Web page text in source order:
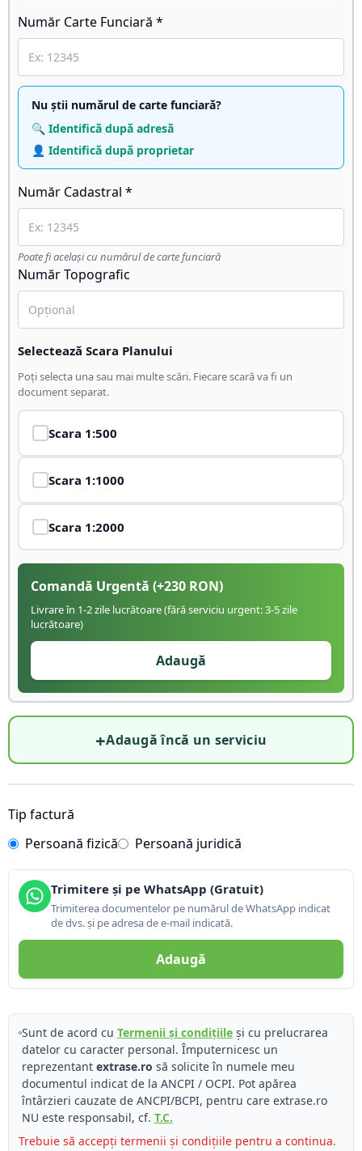
Număr Carte Funciară *
Nu știi numărul de carte funciară?
🔍 Identifică după adresă
👤 Identifică după proprietar
Număr Cadastral *
Poate fi același cu numărul de carte funciară
Număr Topografic
Selectează Scara Planului
Poți selecta una sau mai multe scări. Fiecare scară va fi un
document separat.
Scara 1:500
Scara 1:1000
Scara 1:2000
Comandă Urgentă (+230 RON)
Livrare în 1-2 zile lucrătoare (fără serviciu urgent: 3-5 zile
lucrătoare)
Adaugă
+Adaugă încă un serviciu
Tip factură
Persoană fizică
Persoană juridică
Trimitere și pe WhatsApp (Gratuit)
Trimiterea documentelor pe numărul de WhatsApp indicat
de dvs. și pe adresa de e-mail indicată.
Adaugă
Sunt de acord cu Termenii și condițiileși cu prelucrarea
datelor cu caracter personal. Împuternicesc un
reprezentant extrase.ro să solicite în numele meu
documentul indicat de la ANCPI / OCPI. Pot apărea
întârzieri cauzate de ANCPI/BCPI, pentru care extrase.ro
NU este responsabil, cf. T.C.
Trebuie să accepți termenii și condițiile pentru a continua.